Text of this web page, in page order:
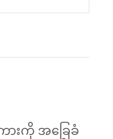
းကို အခြေခံ